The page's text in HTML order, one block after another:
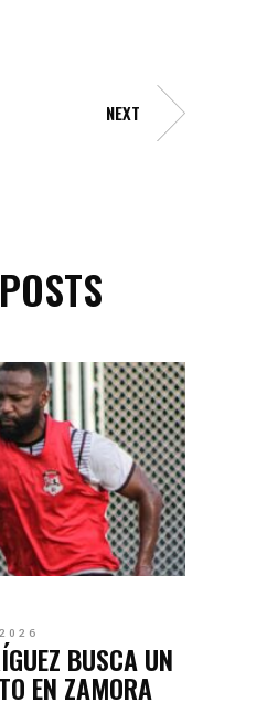
NEXT
BUSCA UN
EN ZAMORA